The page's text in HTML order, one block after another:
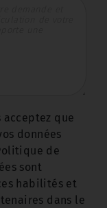
que
données
de
sont
habilités et
dans le